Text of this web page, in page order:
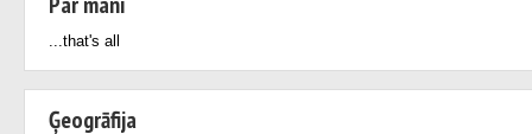
...that's all
Ģeogrāfija